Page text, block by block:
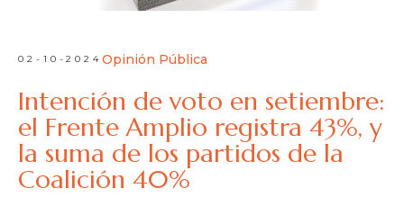
02-10-2024Opinión Pública
Intención de voto en setiembre:
el Frente Amplio registra 43%, y
la suma de los partidos de la
Coalición 40%